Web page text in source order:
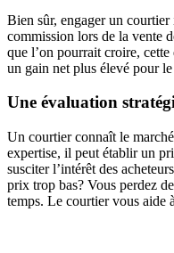
Bien sûr, engager un
commission lors de la vente
que l’on pourrait croire,
un gain net plus élevé pour
Une évaluation
Un courtier connaît le
expertise, il peut établir un
susciter l’intérêt des
prix trop bas? Vous perdez
temps. Le courtier vous aide